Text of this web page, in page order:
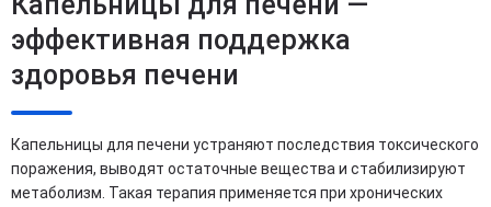
эффективная поддержка
здоровья печени
Капельницы для печени устраняют последствия токсического
поражения, выводят остаточные вещества и стабилизируют
метаболизм. Такая терапия применяется при хронических